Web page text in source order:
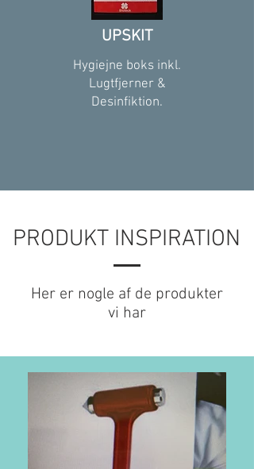
UPSKIT
Hygiejne boks inkl.
Lugtfjerner &
Desinfiktion.
PRODUKT INSPIRATION
Her er nogle af de produkter
vi har